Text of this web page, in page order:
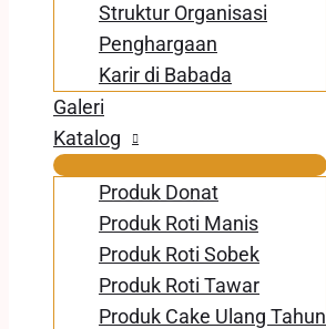
Struktur Organisasi
Penghargaan
Karir di Babada
Galeri
Katalog
Produk Donat
Produk Roti Manis
Produk Roti Sobek
Produk Roti Tawar
Produk Cake Ulang Tahun